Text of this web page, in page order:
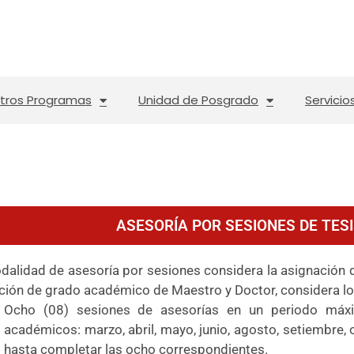
Programas Unidad de Posgrado
ASESORÍA POR SESIONES DE
de asesoría por sesiones considera la asignación
de grado académico de Maestro y Doctor, considera
Ocho (08) sesiones de asesorías en un periodo
académicos: marzo, abril, mayo, junio, agosto,
hasta completar las ocho correspondientes.